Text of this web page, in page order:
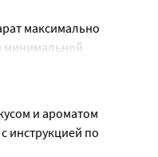
максимально
минимальной
появлении
головной боли,
и ароматом
инструкцией по